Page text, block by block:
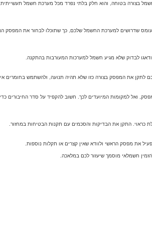
בצורה בטוחה‬, והוא חלק בלתי נפרד מכל מערכת חשמל
שדרושים למערכת החשמל שלכם, כך שתוכלו לבחור את המפסק
לבדוק שלא מגיע חשמל למערכות המעורבות בהתקנה.
לתקן את המפסק בצורה כזו שלא תהיה תנועה, ולהשתמש בחומרים
ואל למקומות המיועדים לכך. חשוב להקפיד על סדר
התקן את הבדיקות והסכמים עם תקנות הבטיחות במחזור.
את מפסק הראשי ולוודא שאין קצרים או תקלות נוספות.
חשמלאי מוסמך שיעזור לכם במלאכה.